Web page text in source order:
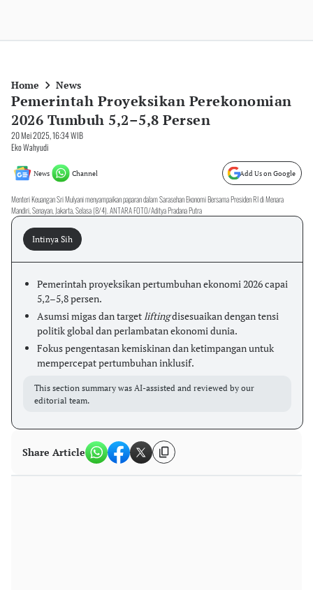
Home News
Pemerintah Proyeksikan Perekonomian
2026 Tumbuh 5,2–5,8 Persen
20 Mei 2025, 16:34 WIB
Eko Wahyudi
News Channel Add Us on Google
Menteri Keuangan Sri Mulyani menyampaikan paparan dalam Sarasehan Ekonomi Bersama Presiden RI di Menara
Mandiri, Senayan, Jakarta, Selasa (8/4). ANTARA FOTO/Aditya Pradana Putra
Intinya Sih
Pemerintah proyeksikan pertumbuhan ekonomi 2026 capai
5,2–5,8 persen.
Asumsi migas dan targetliftingdisesuaikan dengan tensi
politik global dan perlambatan ekonomi dunia.
Fokus pengentasan kemiskinan dan ketimpangan untuk
mempercepat pertumbuhan inklusif.
This section summary was AI-assisted and reviewed by our
editorial team.
Share Article